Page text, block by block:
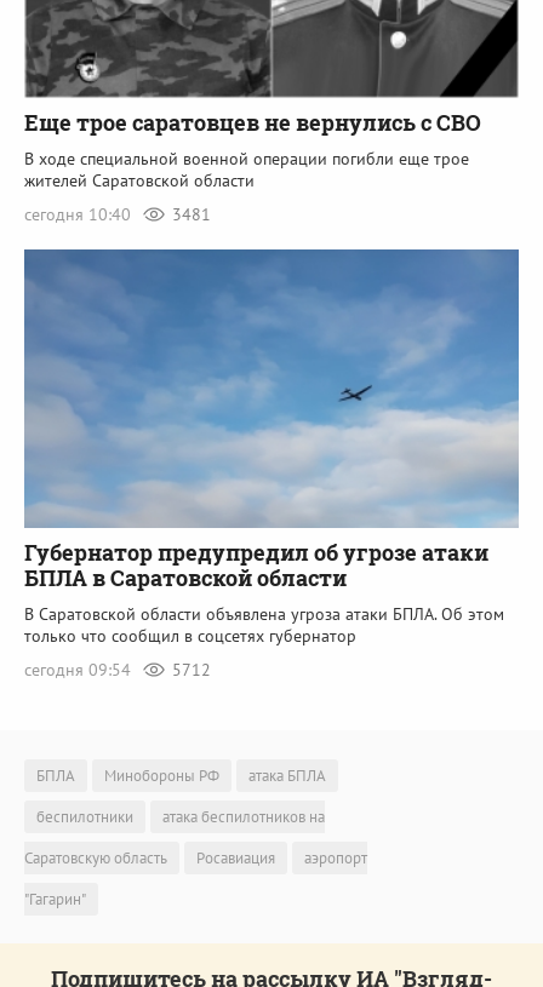
Еще трое саратовцев не вернулись с СВО
В ходе специальной военной операции погибли еще трое
жителей Саратовской области
сегодня 10:40
3481
Губернатор предупредил об угрозе атаки
БПЛА в Саратовской области
В Саратовской области объявлена угроза атаки БПЛА. Об этом
только что сообщил в соцсетях губернатор
сегодня 09:54
5712
БПЛА Минобороны РФ
атака БПЛА
беспилотники
атака беспилотников на
Саратовскую область
Росавиация
аэропорт
"Гагарин"
Подпишитесь на рассылку ИА "Взгляд-